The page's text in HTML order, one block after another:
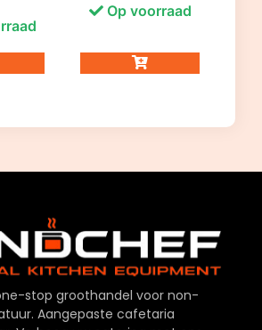
Op voorraad
stop groothandel voor non-
Aangepaste cafetaria